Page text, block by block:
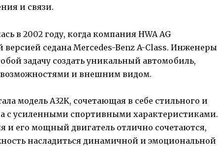
и связи.
в 2002 году, когда компания HWA AG
версией седана Mercedes-Benz A-Class. Инженеры
задачу создать уникальный автомобиль,
и внешним видом.
модель A32K, сочетающая в себе стильного и
с усиленными спортивными характеристиками.
и его мощный двигатель отлично сочетаются,
насладиться динамичной и эмоциональной